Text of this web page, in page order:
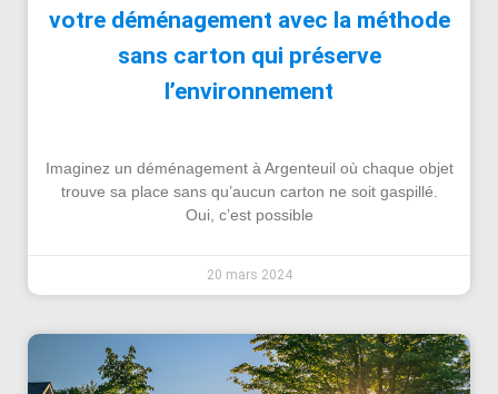
votre déménagement avec la méthode
sans carton qui préserve
l’environnement
Imaginez un déménagement à Argenteuil où chaque objet
trouve sa place sans qu’aucun carton ne soit gaspillé.
Oui, c’est possible
20 mars 2024